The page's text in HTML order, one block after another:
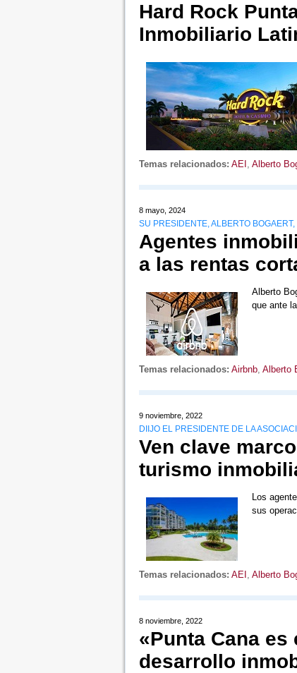
Hard Rock
Inmobiliario
Temas relacionados: AEI , Alberto
8 mayo, 2024
SU PRESIDENTE, ALBERTO
Agentes
a las rentas
Alberto
que ante
Temas relacionados: Airbnb, Alberto
9 noviembre, 2022
DIIJO EL PRESIDENTE DE LA
Ven clave
turismo
Los
sus
Temas relacionados: AEI , Alberto
8 noviembre, 2022
«Punta Cana
desarrollo